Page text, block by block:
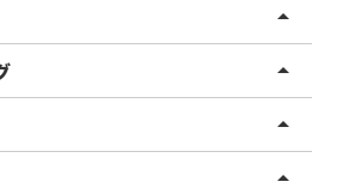
arrow_drop_up
arrow_drop_up
arrow_drop_up
arrow_drop_up